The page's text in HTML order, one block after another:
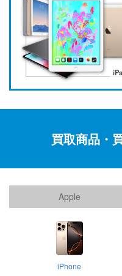
買取商品・
Apple
iPhone